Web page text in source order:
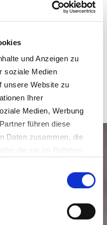
und Anzeigen zu
soziale Medien
unsere Website zu
Ihrer
Medien, Werbung
führen diese
Daten zusammen, die
die sie im Rahmen
Website Daten in die
und dort verarbeitet.
Sie dem Cookie-
entnehmen.
und relevante Informationen
DAS DUALE SYSTEM
Hersteller und